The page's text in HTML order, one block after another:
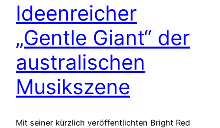
Ideenreicher
„Gentle Giant“ der
australischen
Musikszene
Mit seiner kürzlich veröffentlichten Bright Red